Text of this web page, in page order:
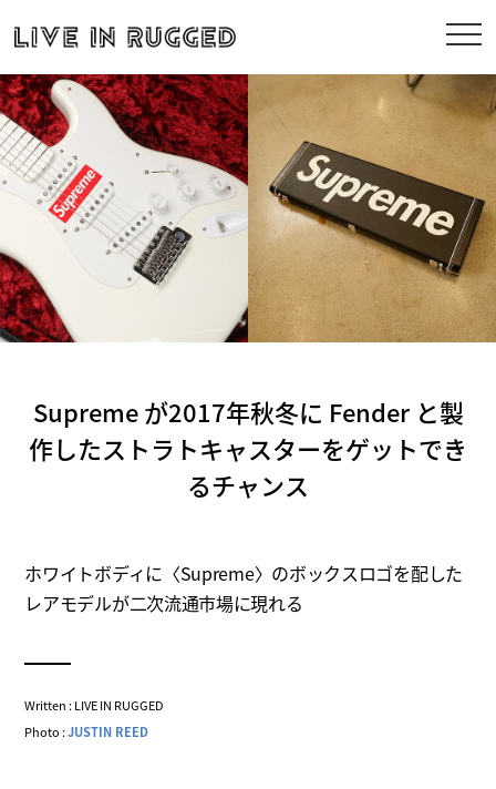
Supreme が2017年秋冬に Fender と製
作したストラトキャスターをゲットでき
るチャンス
ホワイトボディに〈Supreme〉のボックスロゴを配した
レアモデルが二次流通市場に現れる
Written : LIVE IN RUGGED
Photo :JUSTIN REED